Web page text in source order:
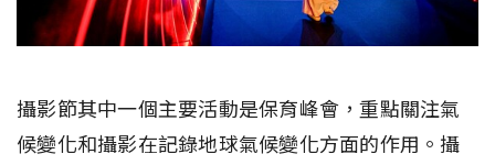
攝影節其中一個主要活動是保育峰會，重點關注氣
候變化和攝影在記錄地球氣候變化方面的作用。攝